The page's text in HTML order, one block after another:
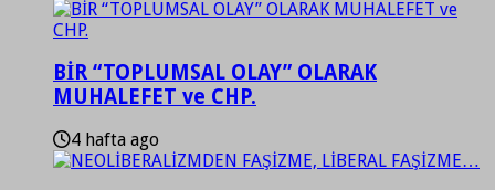
BİR “TOPLUMSAL OLAY” OLARAK
MUHALEFET ve CHP.
4 hafta ago